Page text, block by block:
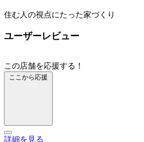
住む人の視点にたった家づくり
ユーザーレビュー
この店舗を応援する！
ここから応援
詳細を見る